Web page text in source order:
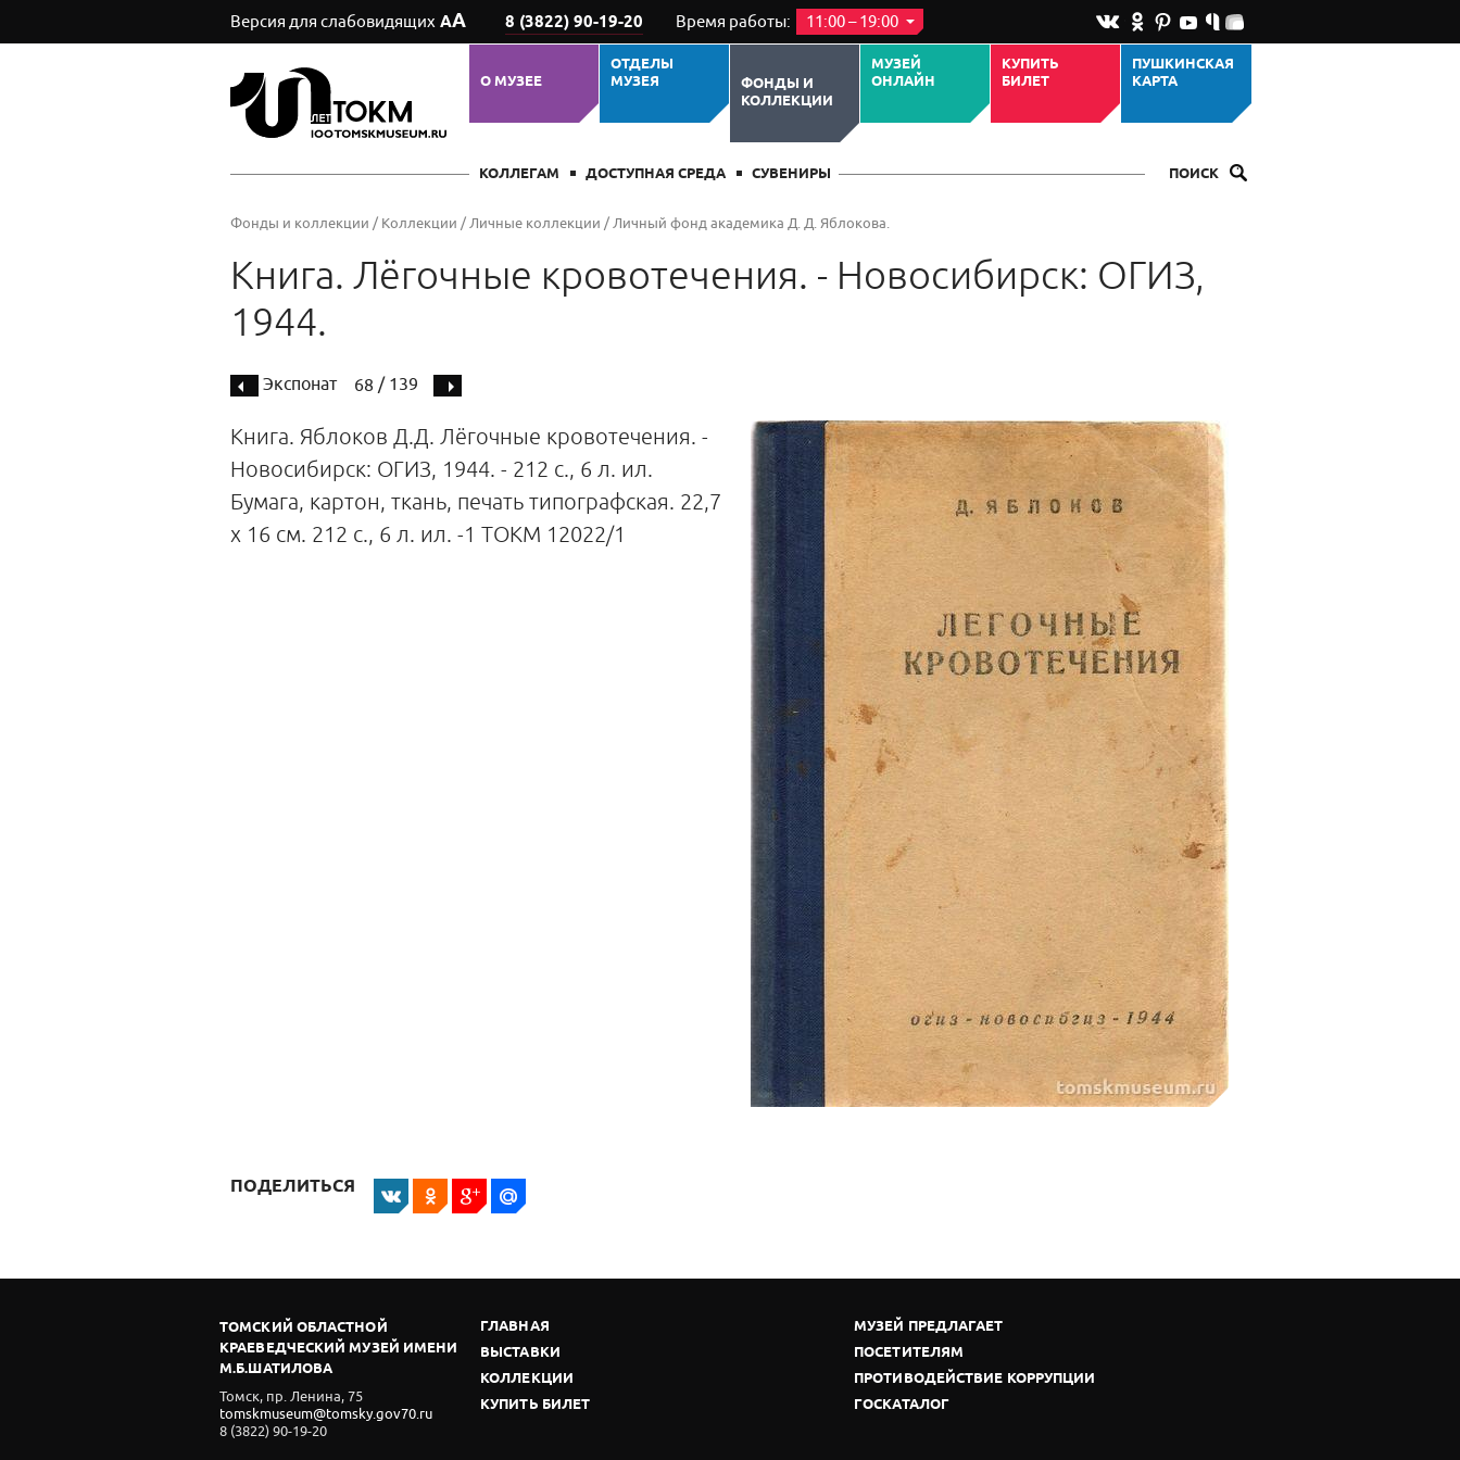
Версия для слабовидящих АА 8 (3822) 90-19-20 Время работы: 11:00 – 19:00
О МУЗЕЕ
ОТДЕЛЫ
МУЗЕЯ
ФОНДЫ И
КОЛЛЕКЦИИ
МУЗЕЙ
ОНЛАЙН
КУПИТЬ
БИЛЕТ
ПУШКИНСКАЯ
КАРТА
КОЛЛЕГАМ ДОСТУПНАЯ СРЕДА СУВЕНИРЫ ПОИСК
Фонды и коллекции / Коллекции /Личные коллекции /Личный фонд академика Д. Д. Яблокова.
Книга. Лёгочные кровотечения. - Новосибирск: ОГИЗ,
1944.
Экспонат 68 / 139
Книга. Яблоков Д.Д. Лёгочные кровотечения. -
Новосибирск: ОГИЗ, 1944. - 212 с., 6 л. ил.
Бумага, картон, ткань, печать типографская. 22,7
х 16 см. 212 с., 6 л. ил. -1 ТОКМ 12022/1
ПОДЕЛИТЬСЯ
ТОМСКИЙ ОБЛАСТНОЙ
КРАЕВЕДЧЕСКИЙ МУЗЕЙ ИМЕНИ
М.Б.ШАТИЛОВА
Томск, пр. Ленина, 75
tomskmuseum@tomsky.gov70.ru
8 (3822) 90-19-20
ГЛАВНАЯ
МУЗЕЙ ПРЕДЛАГАЕТ
ВЫСТАВКИ
ПОСЕТИТЕЛЯМ
КОЛЛЕКЦИИ
ПРОТИВОДЕЙСТВИЕ КОРРУПЦИИ
КУПИТЬ БИЛЕТ
ГОСКАТАЛОГ